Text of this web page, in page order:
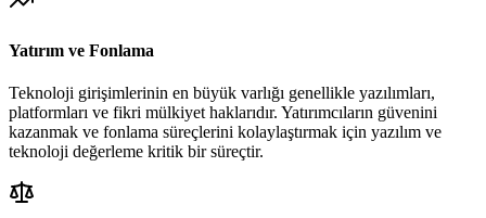
Yatırım ve Fonlama
Teknoloji girişimlerinin en büyük varlığı genellikle yazılımları,
platformları ve fikri mülkiyet haklarıdır. Yatırımcıların güvenini
kazanmak ve fonlama süreçlerini kolaylaştırmak için yazılım ve
teknoloji değerleme kritik bir süreçtir.